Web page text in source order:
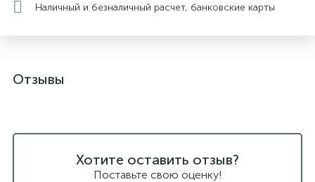
Наличный и безналичный расчет, банковские карты
Отзывы
Хотите оставить отзыв?
Поставьте свою оценку!